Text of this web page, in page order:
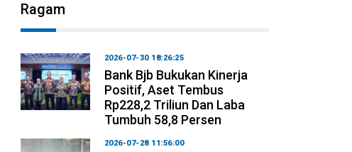
Ragam
2026-07-30 18:26:25
Bank Bjb Bukukan Kinerja
Positif, Aset Tembus
Rp228,2 Triliun Dan Laba
Tumbuh 58,8 Persen
2026-07-28 11:56:00